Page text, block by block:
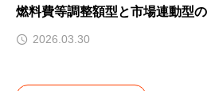
燃料費等調整額型と市場連動型
2026.03.30